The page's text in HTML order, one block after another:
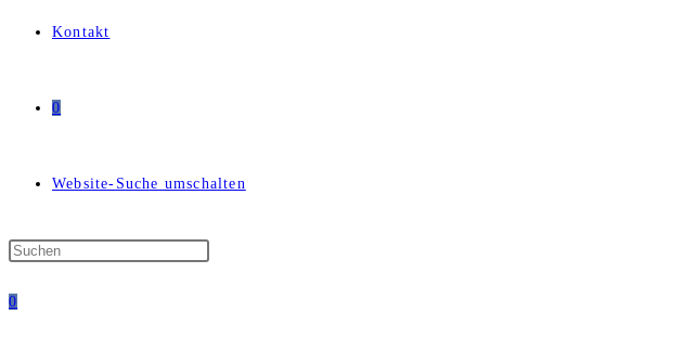
Kontakt
0
Website-Suche umschalten
0